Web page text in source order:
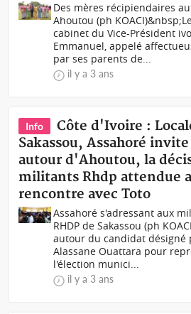
Des mères récipiendaires
Ahoutou (ph
cabinet du Vice-Président
Emmanuel, appelé
par ses parents de...
il y a 3 ans
Info
Côte d'Ivoire :
Sakassou, Assahoré
autour d'Ahoutou, la
militants Rhdp attendue
rencontre avec Toto
Assahoré s'adressant aux
RHDP de Sakassou (ph
autour du candidat désigné
Alassane Ouattara pour
l'élection munici...
il y a 3 ans